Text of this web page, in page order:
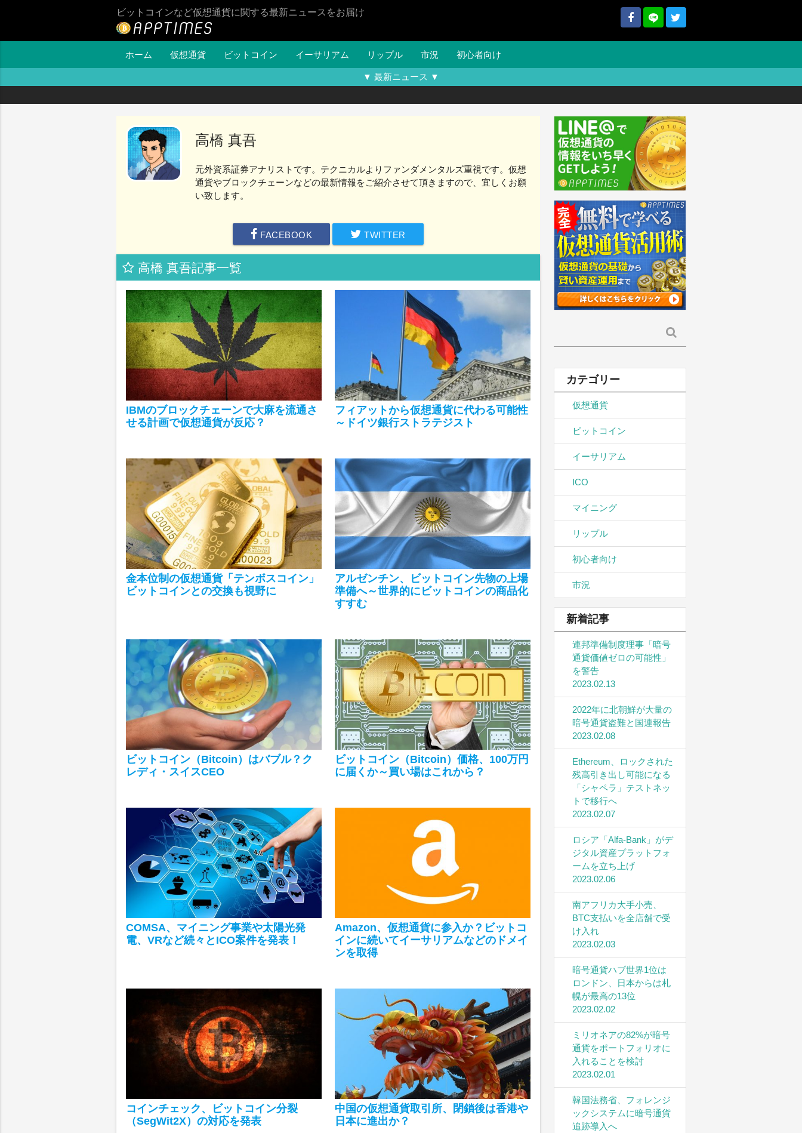
ビットコインなど仮想通貨に関する最新ニュースをお届け
ホーム 仮想通貨 ビットコイン イーサリアム リップル 市況 初心者向け
▼ 最新ニュース ▼
高橋 真吾
元外資系証券アナリストです。テクニカルよりファンダメンタルズ重視です。仮想
通貨やブロックチェーンなどの最新情報をご紹介させて頂きますので、宜しくお願
い致します。
FACEBOOK TWITTER
高橋 真吾記事一覧
IBMのブロックチェーンで大麻を流通さ
せる計画で仮想通貨が反応？
フィアットから仮想通貨に代わる可能性
～ドイツ銀行ストラテジスト
金本位制の仮想通貨「テンボスコイン」
ビットコインとの交換も視野に
アルゼンチン、ビットコイン先物の上場
準備へ～世界的にビットコインの商品化
すすむ
ビットコイン（Bitcoin）はバブル？ク
レディ・スイスCEO
ビットコイン（Bitcoin）価格、100万円
に届くか～買い場はこれから？
COMSA、マイニング事業や太陽光発
電、VRなど続々とICO案件を発表！
Amazon、仮想通貨に参入か？ビットコ
インに続いてイーサリアムなどのドメイ
ンを取得
コインチェック、ビットコイン分裂
（SegWit2X）の対応を発表
中国の仮想通貨取引所、閉鎖後は香港や
日本に進出か？
索:
カテゴリー
仮想通貨
ビットコイン
イーサリアム
ICO
マイニング
リップル
初心者向け
市況
新着記事
連邦準備制度理事「暗号
通貨価値ゼロの可能性」
を警告
2023.02.13
2022年に北朝鮮が大量の
暗号通貨盗難と国連報告
2023.02.08
Ethereum、ロックされた
残高引き出し可能になる
「シャペラ」テストネッ
トで移行へ
2023.02.07
ロシア「Alfa-Bank」がデ
ジタル資産プラットフォ
ームを立ち上げ
2023.02.06
南アフリカ大手小売、
BTC支払いを全店舗で受
け入れ
2023.02.03
暗号通貨ハブ世界1位は
ロンドン、日本からは札
幌が最高の13位
2023.02.02
ミリオネアの82%が暗号
通貨をポートフォリオに
入れることを検討
2023.02.01
韓国法務省、フォレンジ
ックシステムに暗号通貨
追跡導入へ